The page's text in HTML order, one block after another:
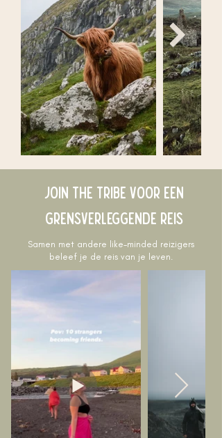
Join the tribe voor een
grensverleggende reis
Samen met andere like-minded reizigers
beleef je de reis van je leven.